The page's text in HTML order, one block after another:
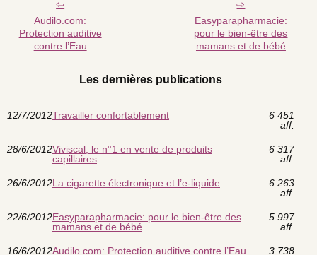
Audilo.com:
Protection auditive
contre l’Eau
Easyparapharmacie:
pour le bien-être des
mamans et de bébé
Les dernières publications
12/7/2012Travailler confortablement
6 451
aff.
28/6/2012Viviscal, le n°1 en vente de produits
capillaires
6 317
aff.
26/6/2012La cigarette électronique et l’e-liquide
6 263
aff.
22/6/2012Easyparapharmacie: pour le bien-être des
mamans et de bébé
5 997
aff.
16/6/2012Audilo.com: Protection auditive contre l’Eau
3 738